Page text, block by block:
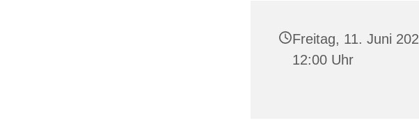
Freitag, 11. Juni
12:00 Uhr